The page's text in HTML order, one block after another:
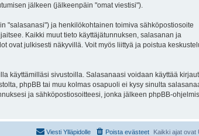
jälkeen (jälkeenpäin "omat viestisi").
"salasanasi") ja henkilökohtainen toimiva sähköpostiosoite
Kaikki muut tieto käyttäjätunnuksen, salasanan ja
ovat julkisesti näkyvillä. Voit myös liittyä ja poistua
käyttämilläsi sivustoilla. Salasanaasi voidaan käyttää
phpBB tai muu kolmas osapuoli ei kysy sinulta
ja sähköpostiosoitteesi, jonka jälkeen phpBB-
Kaikki ajat ovat
Poista evästeet
Viesti Ylläpidolle